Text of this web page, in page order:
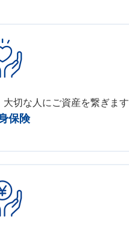
切な人にご資産を繋ぎます
保険